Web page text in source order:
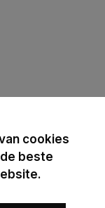
cookies
beste